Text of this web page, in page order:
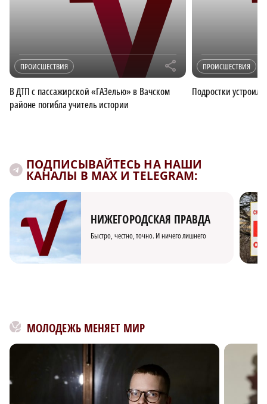
ПРОИСШЕСТВИЯ r
В ДТП с пассажирской «ГАЗелью» в Вачском
районе погибла учитель истории
ПРОИСШЕСТВИЯ
Подростки
ПОДПИСЫВАЙТЕСЬ НА НАШИ
КАНАЛЫ В MAX И TELEGRAM:
НИЖЕГОРОДСКАЯ ПРАВДА
Быстро, честно, точно. И ничего лишнего
МОЛОДЕЖЬ МЕНЯЕТ МИР